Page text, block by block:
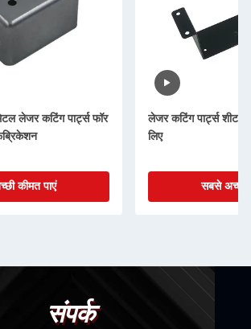
लेजर कटिंग पार्ट्स फॉर
कीमत पाएं
लेजर कटिंग पार्ट्स शीट
लिए
सबसे अच्छी
संपर्क